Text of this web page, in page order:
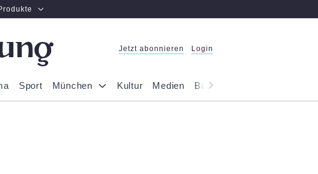
Jetzt abonnieren Login
Sport München Kultur Medien Bayern